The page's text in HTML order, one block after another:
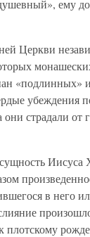
ему
Церкви
убеждения
страдали
в него
плотскому